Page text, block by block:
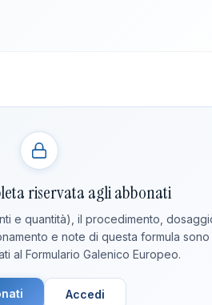
riservata agli abbonati
e quantità), il procedimento,
e note di questa formula sono
al Formulario Galenico Europeo.
Accedi